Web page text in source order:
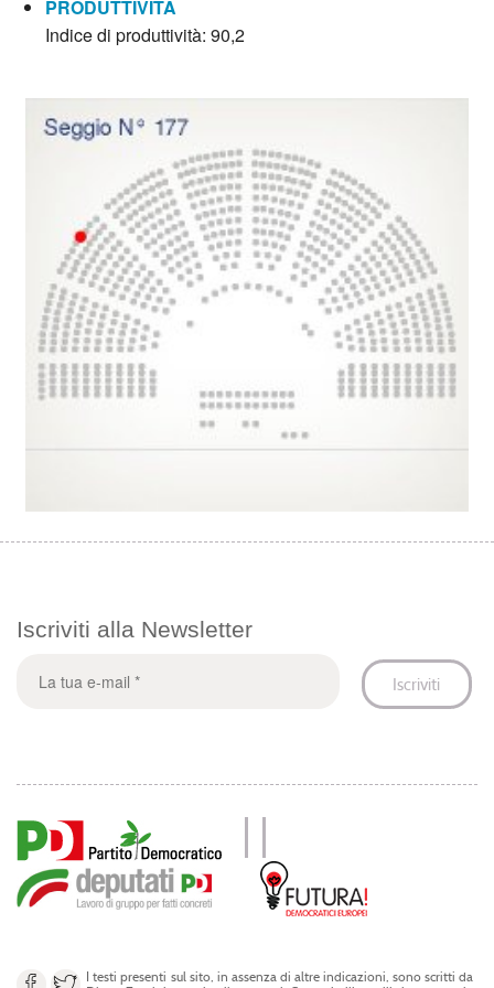
PRODUTTIVITÀ
Indice di produttività: 90,2
Iscriviti alla Newsletter
I testi presenti sul sito, in assenza di altre indicazioni, sono scritti da